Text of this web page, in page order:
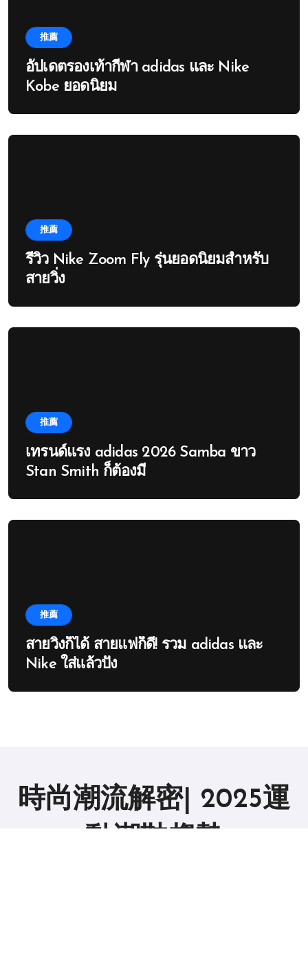
推薦
อัปเดตรองเท้ากีฬา adidas และ Nike
Kobe ยอดนิยม
推薦
รีวิว Nike Zoom Fly รุ่นยอดนิยมสำหรับ
สายวิ่ง
推薦
เทรนด์แรง adidas 2026 Samba ขาว
Stan Smith ก็ต้องมี
推薦
สายวิ่งก็ได้ สายแฟก็ดี! รวม adidas และ
Nike ใส่แล้วปัง
時尚潮流解密| 2025運